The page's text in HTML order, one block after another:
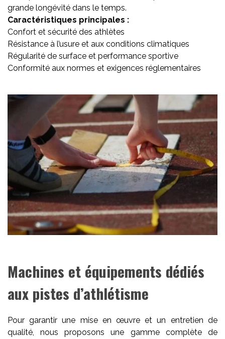
grande longévité dans le temps.
Caractéristiques principales :
Confort et sécurité des athlètes
Résistance à l’usure et aux conditions climatiques
Régularité de surface et performance sportive
Conformité aux normes et exigences réglementaires
Machines et équipements dédiés
aux pistes d’athlétisme
Pour garantir une mise en œuvre et un entretien de
qualité, nous proposons une gamme complète de